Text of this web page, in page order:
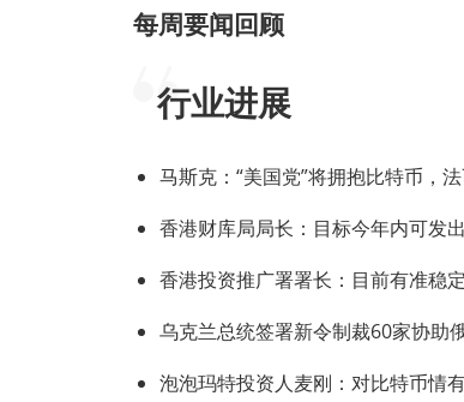
每周要闻回顾
行业进展
马斯克：“美国党”将拥抱比特币，
香港财库局局长：目标今年内可发
香港投资推广署署长：目前有准稳
乌克兰总统签署新令制裁60家协助
泡泡玛特投资人麦刚：对比特币情